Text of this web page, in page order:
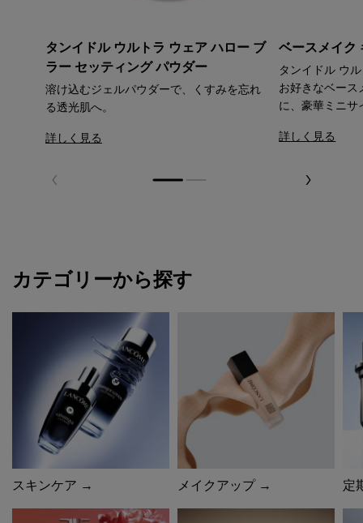
タンイドル ウルトラ ウェア ハロー ブ
ラー セッティング パウダー
溶け込むジェルパウダーで、くすみを忘れ
る透光肌へ。
詳しく見る
ベースメイク
タンイドル ウ
お好きなベース
に、豪華ミニサ
詳しく見る
カテゴリーから探す
スキンケア → メイクアップ → 定